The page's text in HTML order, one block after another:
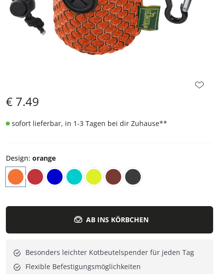
€ 7.49
sofort lieferbar, in 1-3 Tagen bei dir Zuhause**
Design: orange
AB INS KÖRBCHEN
Besonders leichter Kotbeutelspender für jeden Tag
Flexible Befestigungsmöglichkeiten